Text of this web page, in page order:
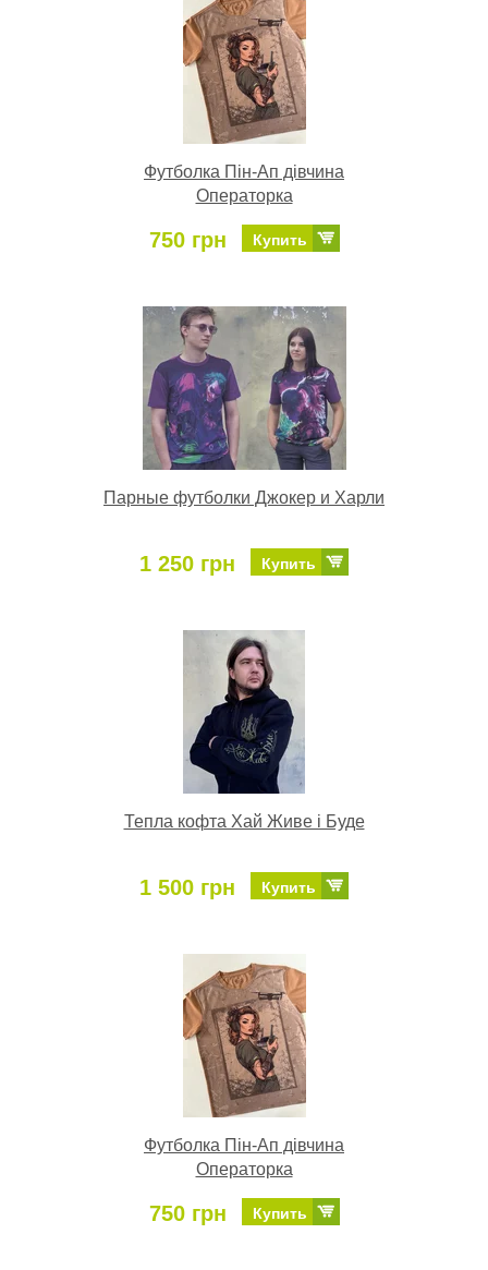
Футболка Пін-Ап дівчина
Операторка
750 грн Купить
Парные футболки Джокер и Харли
1 250 грн Купить
Тепла кофта Хай Живе і Буде
1 500 грн Купить
Футболка Пін-Ап дівчина
Операторка
750 грн Купить